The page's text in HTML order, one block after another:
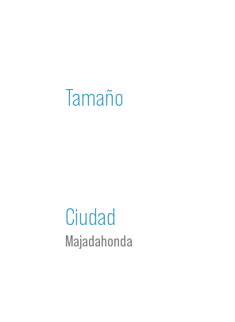
Tamaño
Ciudad
Majadahonda